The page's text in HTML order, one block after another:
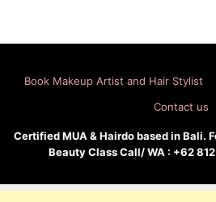
Book Makeup Artist and Hair Stylist
Contact us
Certified MUA & Hairdo based in Bali.
Beauty Class Call/ WA : +62